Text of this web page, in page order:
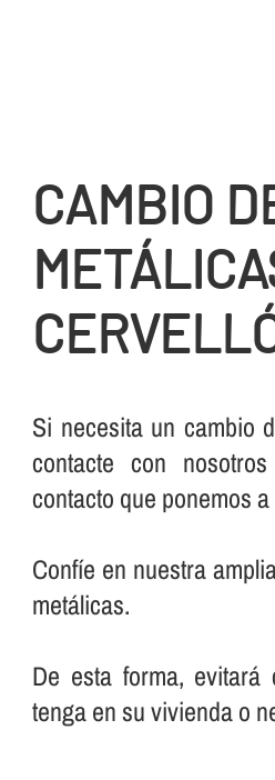
CAMBIO
Si necesita un cambio
contacte con
contacto que ponemos
Confí­e en nuestra
metálicas.
De esta forma,
tenga en su vivienda o